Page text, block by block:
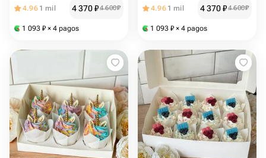
4.96 1 mil 4 370₽4 600₽
1 093 ₽ × 4 pagos
4.96 1 mil 4 370₽4 600₽
1 093 ₽ × 4 pagos